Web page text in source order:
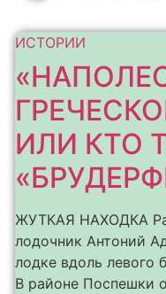
ИСТОРИИ
ИЛИ КТО
ЖУТКАЯ НАХОДКА
лодочник Антоний
лодке вдоль левого
В районе Поспешки